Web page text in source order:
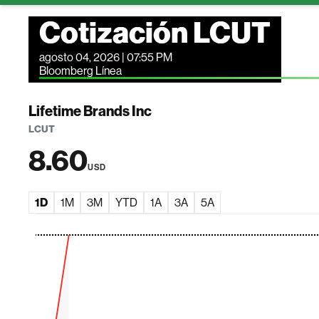
Cotización LCUT
agosto 04, 2026 | 07:55 PM
Bloomberg Línea
Lifetime Brands Inc
LCUT
8.60USD
1D 1M 3M YTD 1A 3A 5A